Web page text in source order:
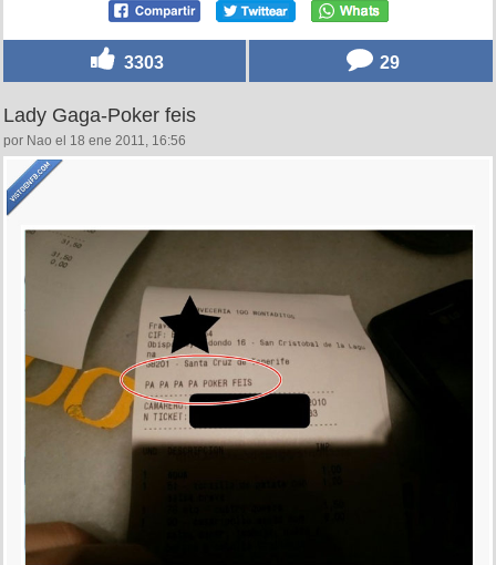
3303 29
Lady Gaga-Poker feis
por Nao el 18 ene 2011, 16:56